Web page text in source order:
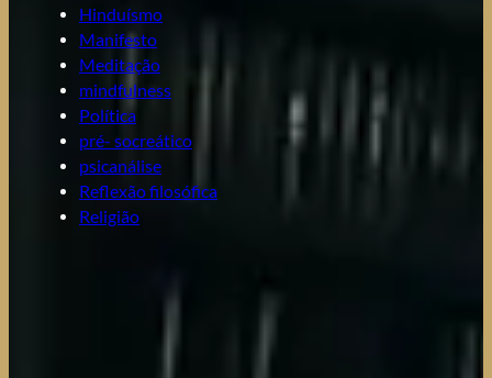
Hinduísmo
Manifesto
Meditação
mindfulness
Política
pré- socreático
psicanálise
Reflexão filosófica
Religião